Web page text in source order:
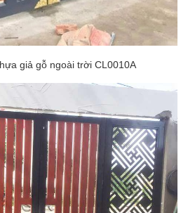
giả gỗ ngoài trời CL0010A